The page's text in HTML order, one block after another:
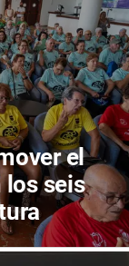
el
seis